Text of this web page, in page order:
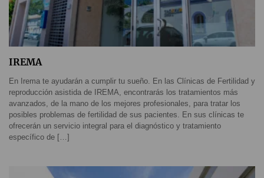
IREMA
En Irema te ayudarán a cumplir tu sueño. En las Clínicas de Fertilidad y
reproducción asistida de IREMA, encontrarás los tratamientos más
avanzados, de la mano de los mejores profesionales, para tratar los
posibles problemas de fertilidad de sus pacientes. En sus clínicas te
ofrecerán un servicio integral para el diagnóstico y tratamiento
específico de […]